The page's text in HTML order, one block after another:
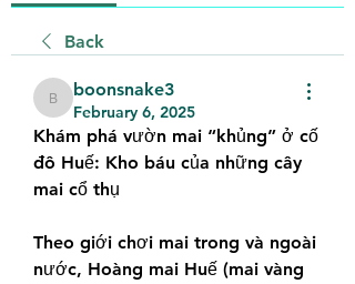
Back
boonsnake3
boonsnake3
February 6, 2025
Khám phá vườn mai “khủng” ở cố
đô Huế: Kho báu của những cây
mai cổ thụ
Theo giới chơi mai trong và ngoài
nước, Hoàng mai Huế (mai vàng